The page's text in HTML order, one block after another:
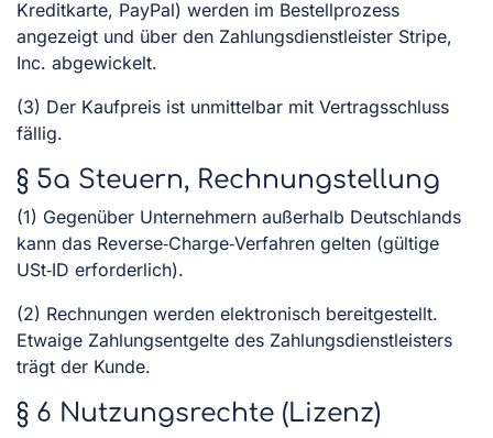
Kreditkarte, PayPal) werden im Bestellprozess
angezeigt und über den Zahlungsdienstleister Stripe,
Inc. abgewickelt.
(3) Der Kaufpreis ist unmittelbar mit Vertragsschluss
fällig.
§ 5a Steuern, Rechnungstellung
(1) Gegenüber Unternehmern außerhalb Deutschlands
kann das Reverse‑Charge‑Verfahren gelten (gültige
USt‑ID erforderlich).
(2) Rechnungen werden elektronisch bereitgestellt.
Etwaige Zahlungsentgelte des Zahlungsdienstleisters
trägt der Kunde.
§ 6 Nutzungsrechte (Lizenz)